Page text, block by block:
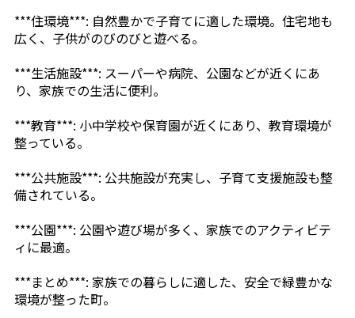
***住環境***: 自然豊かで子育てに適した環境。住宅地も
広く、子供がのびのびと遊べる。
***生活施設***: スーパーや病院、公園などが近くにあ
り、家族での生活に便利。
***教育***: 小中学校や保育園が近くにあり、教育環境が
整っている。
***公共施設***: 公共施設が充実し、子育て支援施設も整
備されている。
***公園***: 公園や遊び場が多く、家族でのアクティビテ
ィに最適。
***まとめ***: 家族での暮らしに適した、安全で緑豊かな
環境が整った町。